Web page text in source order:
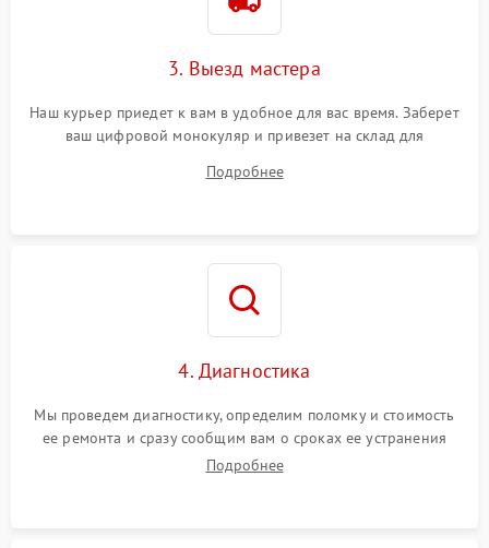
3. Выезд мастера
Наш курьер приедет к вам в удобное для вас время. Заберет
ваш цифровой монокуляр и привезет на склад для
Подробнее
4. Диагностика
Мы проведем диагностику, определим поломку и стоимость
ее ремонта и сразу сообщим вам о сроках ее устранения
Подробнее